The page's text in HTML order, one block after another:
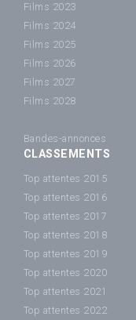
Films 2023
Films 2024
Films 2025
Films 2026
Films 2027
Films 2028
Bandes-annonces
CLASSEMENTS
Top attentes 2015
Top attentes 2016
Top attentes 2017
Top attentes 2018
Top attentes 2019
Top attentes 2020
Top attentes 2021
Top attentes 2022